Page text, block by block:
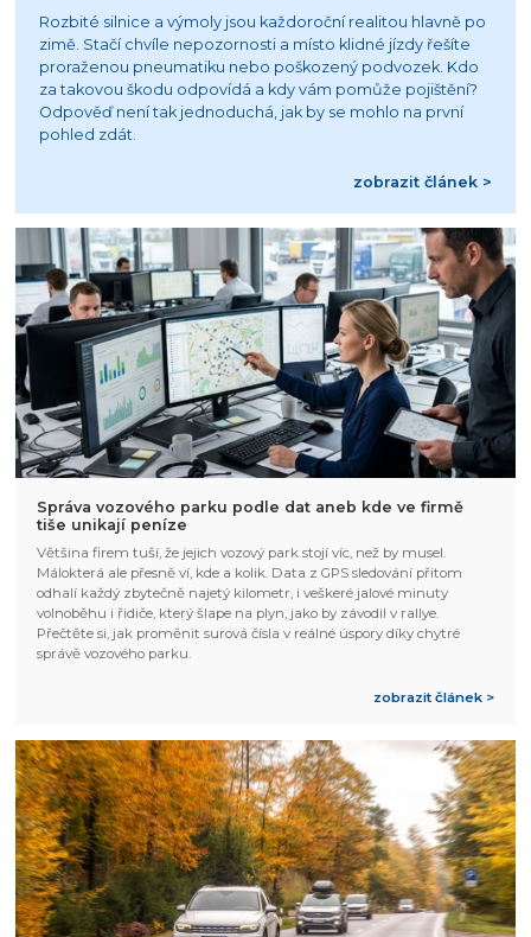
Rozbité silnice a výmoly jsou každoroční realitou hlavně po
zimě. Stačí chvíle nepozornosti a místo klidné jízdy řešíte
proraženou pneumatiku nebo poškozený podvozek. Kdo
za takovou škodu odpovídá a kdy vám pomůže pojištění?
Odpověď není tak jednoduchá, jak by se mohlo na první
pohled zdát.
zobrazit článek >
Správa vozového parku podle dat aneb kde ve firmě
tiše unikají peníze
Většina firem tuší, že jejich vozový park stojí víc, než by musel.
Málokterá ale přesně ví, kde a kolik. Data z GPS sledování přitom
odhalí každý zbytečně najetý kilometr, i veškeré jalové minuty
volnoběhu i řidiče, který šlape na plyn, jako by závodil v rallye.
Přečtěte si, jak proměnit surová čísla v reálné úspory díky chytré
správě vozového parku.
zobrazit článek >